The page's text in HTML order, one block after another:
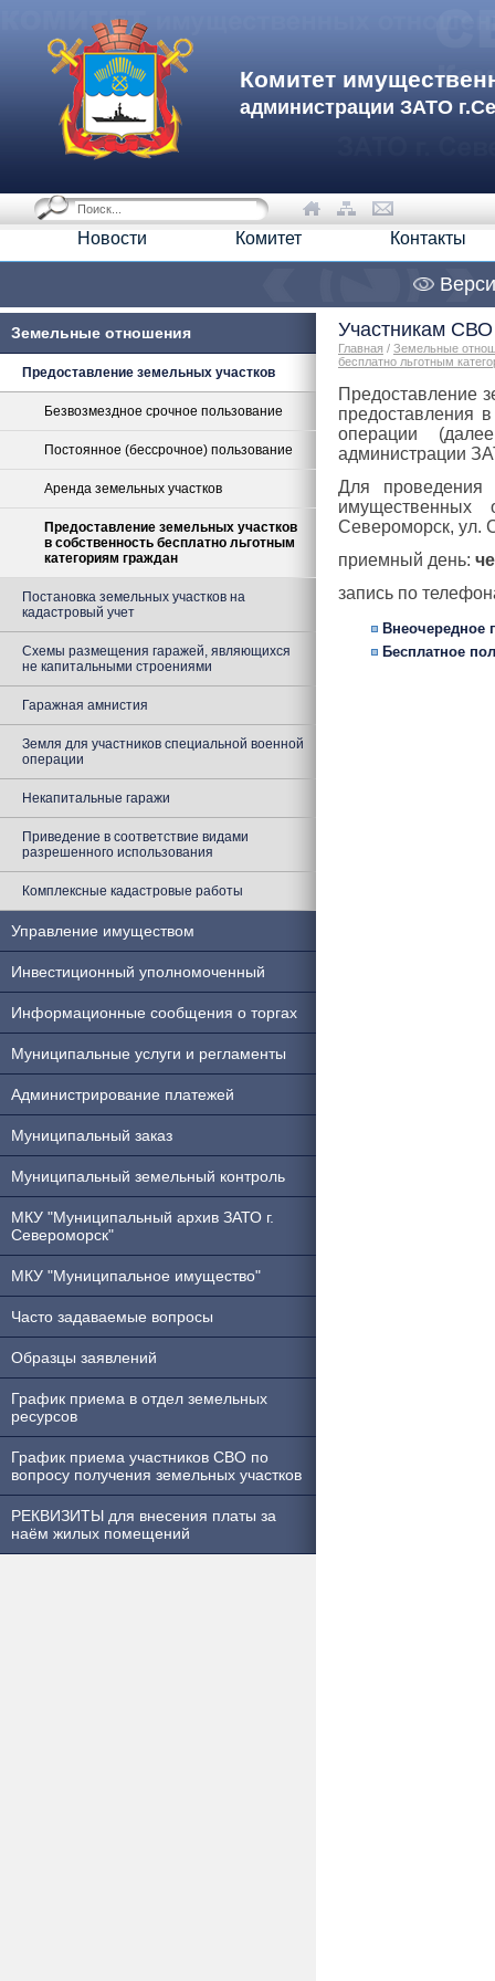
Комитет
администрации ЗАТО
Новости Комитет Контакты
Земельные отношения
Предоставление земельных участков
Безвозмездное срочное пользование
Постоянное (бессрочное) пользование
Аренда земельных участков
Предоставление земельных участков
в собственность бесплатно льготным
категориям граждан
Постановка земельных участков на
кадастровый учет
Схемы размещения гаражей, являющихся
не капитальными строениями
Гаражная амнистия
Земля для участников специальной военной
операции
Некапитальные гаражи
Приведение в соответствие видами
разрешенного использования
Комплексные кадастровые работы
Управление имуществом
Инвестиционный уполномоченный
Информационные сообщения о торгах
Муниципальные услуги и регламенты
Администрирование платежей
Муниципальный заказ
Муниципальный земельный контроль
МКУ "Муниципальный архив ЗАТО г.
Североморск"
МКУ "Муниципальное имущество"
Часто задаваемые вопросы
Образцы заявлений
График приема в отдел земельных
ресурсов
График приема участников СВО по
вопросу получения земельных участков
РЕКВИЗИТЫ для внесения платы за
наём жилых помещений
Участникам СВО
Главная / Земельные
бесплатно льготным
Предоставление
предоставления
операции
администрации
Для проведения
имущественных
Североморск, ул.
приемный день:
запись по
Внеочередное
Бесплатное